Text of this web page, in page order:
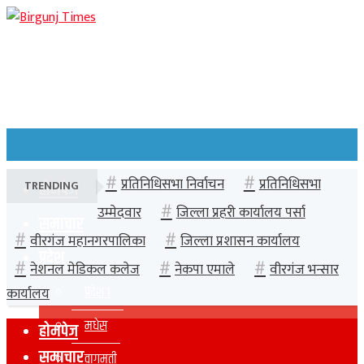
होमपेज
प्रदेश
मधेस
वागमती
TRENDING प्रतिनिधिसभा निर्वाचन
प्रतिनिधिसभा
उम्मेदवार
जिल्ला प्रहरी कार्यालय पर्सा
वीरगंज महानगरपालिका
जिल्ला प्रशासन कार्यालय
नेशनल मेडिकल कलेज
नेकपा एमाले
वीरगंज भन्सार
कार्यालय
होमपेज
समाचार